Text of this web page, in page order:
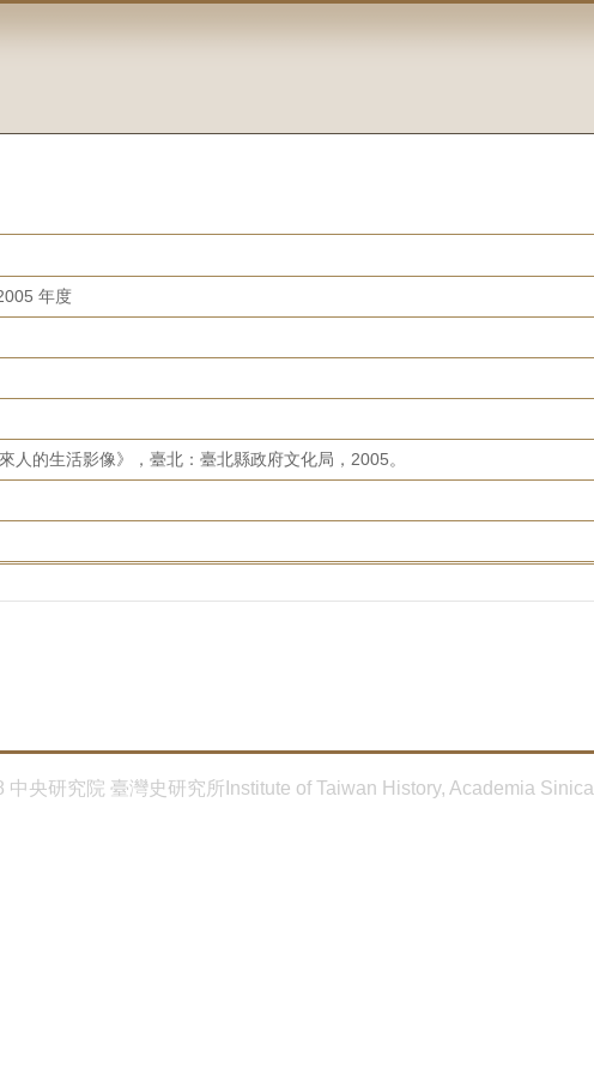
年度
人的生活影像》，臺北：臺北縣政府文化局，2005。
中央研究院 臺灣史研究所Institute of Taiwan History, Academia Sinica